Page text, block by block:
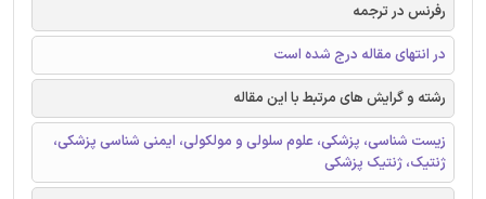
رفرنس در ترجمه
در انتهای مقاله درج شده است
رشته و گرایش های مرتبط با این مقاله
زیست شناسی، پزشکی، علوم سلولی و مولکولی، ایمنی شناسی پزشکی،
ژنتیک، ژنتیک پزشکی